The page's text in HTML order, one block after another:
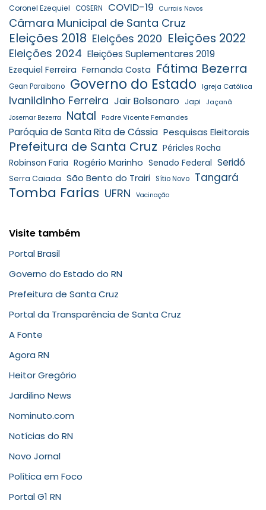
Coronel Ezequiel COSERN COVID-19 Currais Novos
Câmara Municipal de Santa Cruz
Eleições 2018 Eleições 2020 Eleições 2022
Eleições 2024 Eleições Suplementares 2019
Ezequiel Ferreira Fernanda Costa Fátima Bezerra
Gean Paraibano Governo do Estado Igreja Católica
Ivanildinho Ferreira Jair Bolsonaro Japi Jaçanã
Josemar Bezerra Natal Padre Vicente Fernandes
Paróquia de Santa Rita de Cássia Pesquisas Eleitorais
Prefeitura de Santa Cruz Péricles Rocha
Robinson Faria Rogério Marinho Senado Federal Seridó
Serra Caiada São Bento do Trairi Sítio Novo Tangará
Tomba Farias UFRN Vacinação
Visite também
Portal Brasil
Governo do Estado do RN
Prefeitura de Santa Cruz
Portal da Transparência de Santa Cruz
A Fonte
Agora RN
Heitor Gregório
Jardilino News
Nominuto.com
Notícias do RN
Novo Jornal
Política em Foco
Portal G1 RN